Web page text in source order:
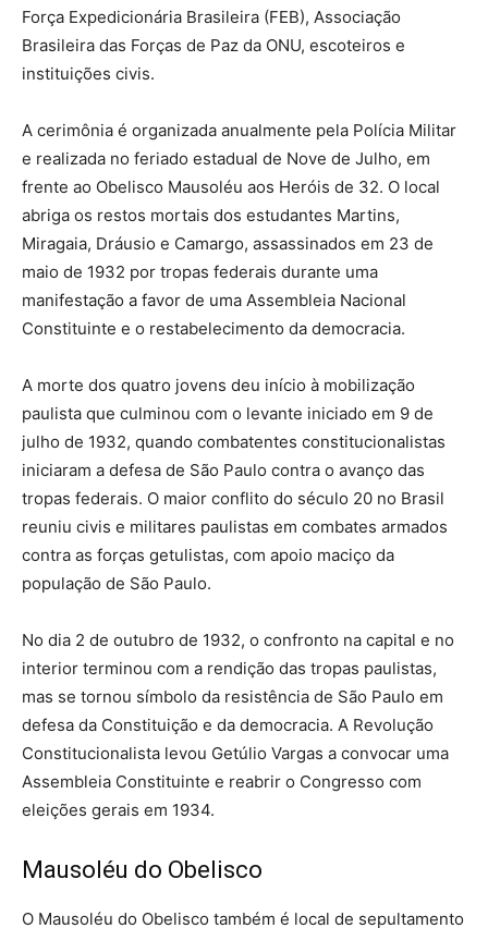
Força Expedicionária Brasileira (FEB), Associação
Brasileira das Forças de Paz da ONU, escoteiros e
instituições civis.
A cerimônia é organizada anualmente pela Polícia Militar
e realizada no feriado estadual de Nove de Julho, em
frente ao Obelisco Mausoléu aos Heróis de 32. O local
abriga os restos mortais dos estudantes Martins,
Miragaia, Dráusio e Camargo, assassinados em 23 de
maio de 1932 por tropas federais durante uma
manifestação a favor de uma Assembleia Nacional
Constituinte e o restabelecimento da democracia.
A morte dos quatro jovens deu início à mobilização
paulista que culminou com o levante iniciado em 9 de
julho de 1932, quando combatentes constitucionalistas
iniciaram a defesa de São Paulo contra o avanço das
tropas federais. O maior conflito do século 20 no Brasil
reuniu civis e militares paulistas em combates armados
contra as forças getulistas, com apoio maciço da
população de São Paulo.
No dia 2 de outubro de 1932, o confronto na capital e no
interior terminou com a rendição das tropas paulistas,
mas se tornou símbolo da resistência de São Paulo em
defesa da Constituição e da democracia. A Revolução
Constitucionalista levou Getúlio Vargas a convocar uma
Assembleia Constituinte e reabrir o Congresso com
eleições gerais em 1934.
Mausoléu do Obelisco
O Mausoléu do Obelisco também é local de sepultamento